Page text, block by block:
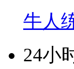
牛人
24小